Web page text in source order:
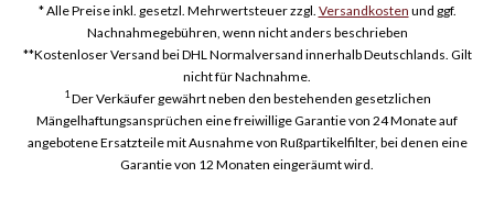
* Alle Preise inkl. gesetzl. Mehrwertsteuer zzgl. Versandkosten und ggf.
Nachnahmegebühren, wenn nicht anders beschrieben
**Kostenloser Versand bei DHL Normalversand innerhalb Deutschlands. Gilt
nicht für Nachnahme.
1Der Verkäufer gewährt neben den bestehenden gesetzlichen
Mängelhaftungsansprüchen eine freiwillige Garantie von 24 Monate auf
angebotene Ersatzteile mit Ausnahme von Rußpartikelfilter, bei denen eine
Garantie von 12 Monaten eingeräumt wird.